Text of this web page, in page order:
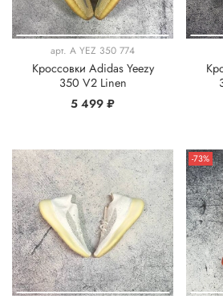
арт. A YEZ 350 774
Кроссовки Adidas Yeezy
350 V2 Linen
5 499 ₽
-73%